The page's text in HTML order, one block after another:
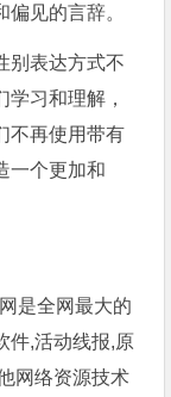
见的言辞。
别表达方式不
习和理解，
不再使用带有
一个更加和
是全网最大的
件,活动线报,原
网络资源技术